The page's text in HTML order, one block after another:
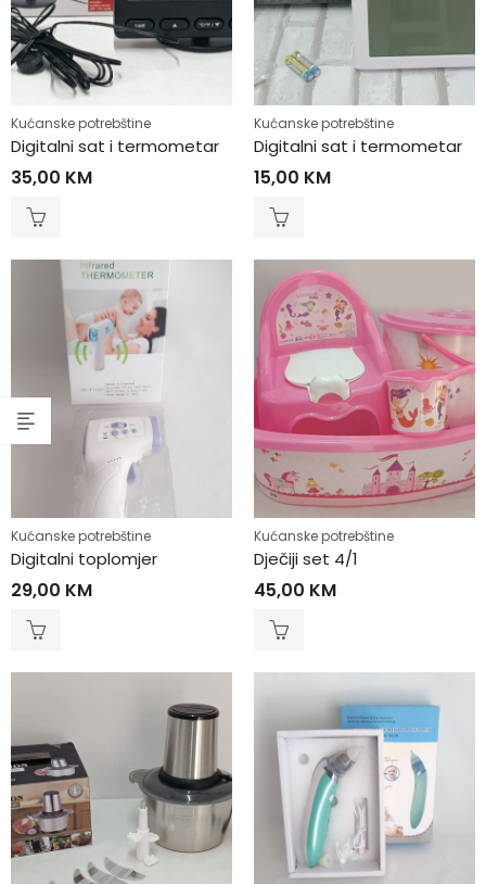
Kućanske potrebštine
Digitalni sat i termometar
35,00 KM
Kućanske potrebštine
Digitalni sat i termometar
15,00 KM
Kućanske potrebštine
Digitalni toplomjer
29,00 KM
Kućanske potrebštine
Dječiji set 4/1
45,00 KM